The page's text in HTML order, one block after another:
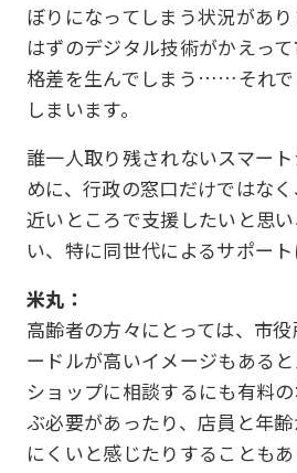
ぼりになってしまう状況があ
はずのデジタル技術がかえっ
格差を生んでしまう……それで
しまいます。
誰一人取り残されないスマー
めに、行政の窓口だけではな
近いところで支援したいと思
い、特に同世代によるサポート
米丸：
高齢者の方々にとっては、市
ードルが高いイメージもある
ショップに相談するにも有料
ぶ必要があったり、店員と年
にくいと感じたりすることもあ